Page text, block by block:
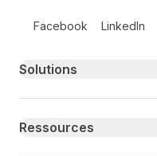
Facebook LinkedIn
Primary footer navigation
Solutions
Ressources